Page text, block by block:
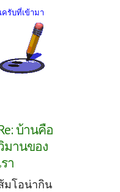
รับที่เข้ามา
บ้านคือ
มานของ
รา
มโอน่ากิน